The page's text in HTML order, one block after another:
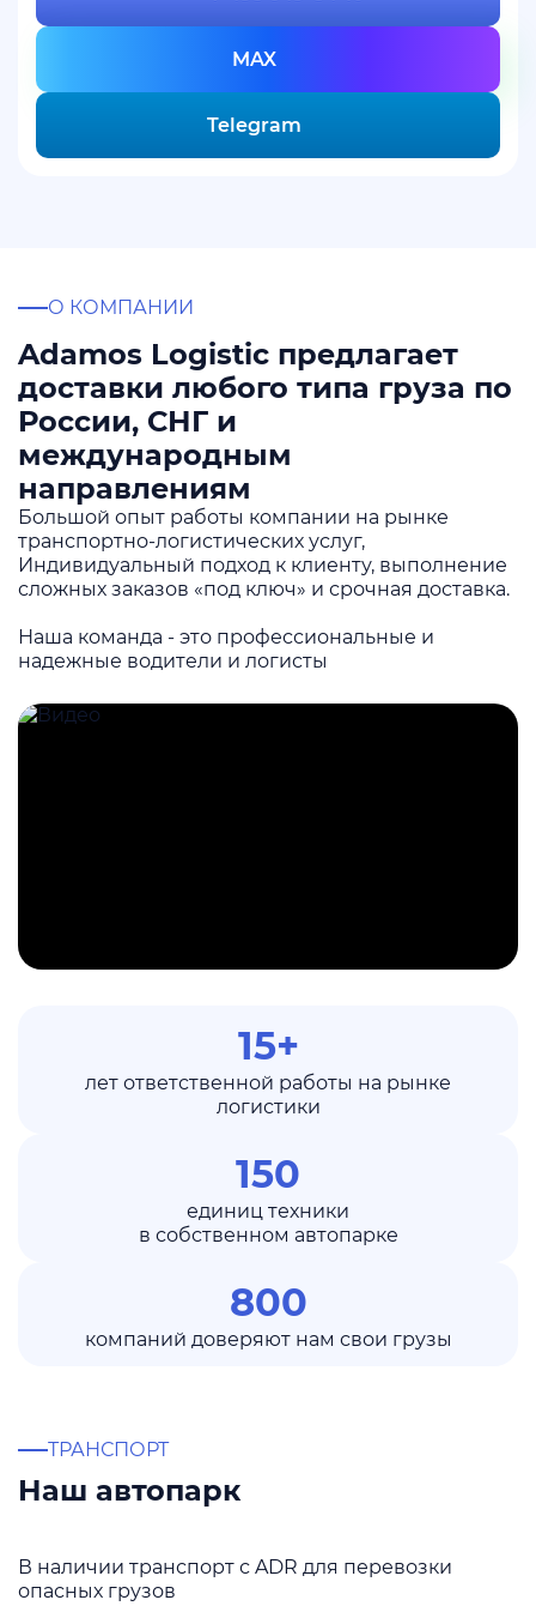
MAX
Telegram
О КОМПАНИИ
Adamos Logistic предлагает
доставки любого типа груза по
России, СНГ и
международным
направлениям
Большой опыт работы компании на рынке
транспортно-логистических услуг,
Индивидуальный подход к клиенту, выполнение
сложных заказов «под ключ» и срочная доставка.
Наша команда - это профессиональные и
надежные водители и логисты
15+
лет ответственной работы на рынке
логистики
150
единиц техники
в собственном автопарке
800
компаний доверяют нам свои грузы
ТРАНСПОРТ
Наш автопарк
В наличии транспорт с ADR для перевозки
опасных грузов